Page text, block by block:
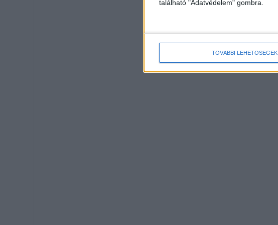
található "Adatvédelem" gombra.
TOVÁBBI LEHETŐSÉGEK